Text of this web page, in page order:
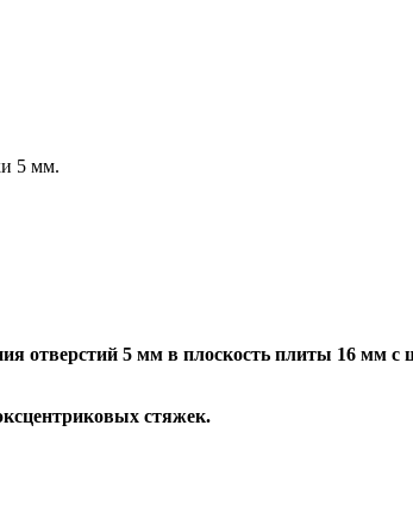
5 мм.
отверстий 5 мм в плоскость плиты 16 мм
стяжек.